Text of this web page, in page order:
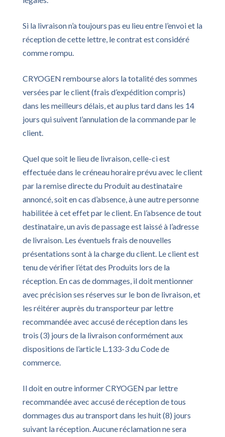
Si la livraison n’a toujours pas eu lieu entre l’envoi et la
réception de cette lettre, le contrat est considéré
comme rompu.
CRYOGEN rembourse alors la totalité des sommes
versées par le client (frais d’expédition compris)
dans les meilleurs délais, et au plus tard dans les 14
jours qui suivent l’annulation de la commande par le
client.
Quel que soit le lieu de livraison, celle-ci est
effectuée dans le créneau horaire prévu avec le client
par la remise directe du Produit au destinataire
annoncé, soit en cas d’absence, à une autre personne
habilitée à cet effet par le client. En l’absence de tout
destinataire, un avis de passage est laissé à l’adresse
de livraison. Les éventuels frais de nouvelles
présentations sont à la charge du client. Le client est
tenu de vérifier l’état des Produits lors de la
réception. En cas de dommages, il doit mentionner
avec précision ses réserves sur le bon de livraison, et
les réitérer auprès du transporteur par lettre
recommandée avec accusé de réception dans les
trois (3) jours de la livraison conformément aux
dispositions de l’article L.133-3 du Code de
commerce.
Il doit en outre informer CRYOGEN par lettre
recommandée avec accusé de réception de tous
dommages dus au transport dans les huit (8) jours
suivant la réception. Aucune réclamation ne sera